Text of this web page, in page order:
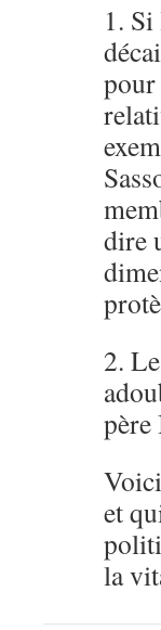
1.
pour
dire
2.
père
et
la